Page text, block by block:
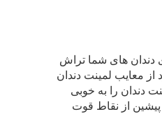
دندان های شما تراش
معایب لمینت دندان
دندان را به خوبی
از نقاط قوت